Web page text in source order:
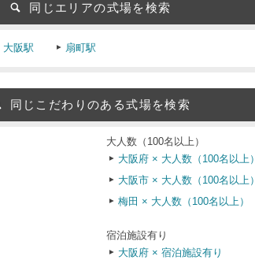
同じエリアの式場を検索
大阪駅 扇町駅
同じこだわりのある式場を検索
大人数（100名以上）
大阪府 × 大人数（100名以上）
大阪市 × 大人数（100名以上）
梅田 × 大人数（100名以上）
宿泊施設有り
大阪府 × 宿泊施設有り